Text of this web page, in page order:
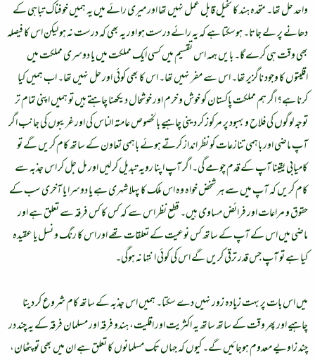
واحد حل تھا۔ متحدہ ہند کا تخیل قابل عمل نہیں تھا اور میری رائے میں یہ ہمیں خوفناک تباہی کے
دھانے پر لے جاتا۔ ہوسکتا ہے کہ یہ رائے درست ہو اور یہ بھی کہ درست نہ ہو لیکن اس کا فیصلہ
بھی وقت ہی کرے گا۔ بایں ہمہ اس تقسیم میں کسی ایک مملکت میں یا دوسری مملکت میں
اقلیتوں کا وجود ناگزیر تھا۔ اس سے مفر نہیں تھا۔ اس کا بھی کوئی اور حل نہیں تھا۔ اب ہمیں کیا
کرنا ہے؟ اگر ہم مملکت پاکستان کو خوش و خرم اور خوشحال دیکھنا چاہتے ہیں تو ہمیں اپنی تمام تر
توجہ لوگوں کی فلاح و بہبود پر مرکوز کر دینی چاہیے بالخصوص عامتہ الناس کی اور غریبوں کی جانب اگر
آپ ماضی اور باہمی تنازعات کو نظر انداز کرتے ہوئے باہمی تعاون کے ساتھ کام کریں گے تو
کامیابی یقینا آپ کے قدم چومے گی۔ اگر آپ اپنا رویہ تبدیل کرلیں اور مل جل کر اس جذبہ سے
کام کریں کہ آپ میں سے ہر شخض خواہ وہ اس ملک کا پہلا شہری ہے یا دوسرا یا آخری سب کے
حقوق و مراعات اور فرائض مساوی ہیں۔ قطع نظر اس سے کہ کس کا کس فرقہ سے تعلق ہے اور
ماضی میں اس کے آپ کے ساتھ کس نوعیت کے تعلقات تھے اور اس کا رنگ و نسل یا عقیدہ
کیا ہے تو آپ جس قدر ترقی کریں گے اس کی کوئی انتہا نہ ہوگی۔
میں اس بات پر بہت زیادہ زور نہیں دے سکتا۔ ہمیں اس جذبہ کے ساتھ کام شروع کر دینا
چاہیے اور پھر وقت کے ساتھ ساتھ یہ اکثریت اور اقلیت، ہندو فرقہ اور مسلمان فرقہ کے یہ چند در
چند زاویے معدوم ہوجائیں گے۔ کیوں کہ جہاں تک مسلمانوں کا تعلق ہے ان میں بھی تو پٹھان،